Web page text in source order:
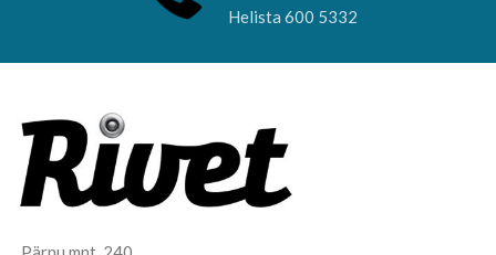
Helista 600 5332